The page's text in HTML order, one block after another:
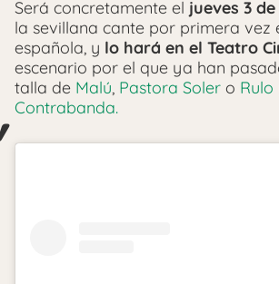
Será concretamente el jueves 3
la sevillana cante por primera vez
española, y lo hará en el Teatro
escenario por el que ya han
talla de Malú, Pastora Soler o Rulo
Contrabanda.